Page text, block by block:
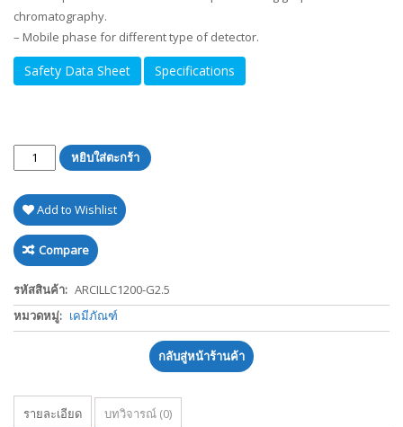
chromatography.
– Mobile phase for different type of detector.
Safety Data Sheet Specifications
จำนวน หยิบใส่ตะกร้า
Add to Wishlist
Compare
รหัสสินค้า: ARCILLC1200-G2.5
หมวดหมู่: เคมีภัณฑ์
กลับสู่หน้าร้านค้า
รายละเอียด บทวิจารณ์ (0)